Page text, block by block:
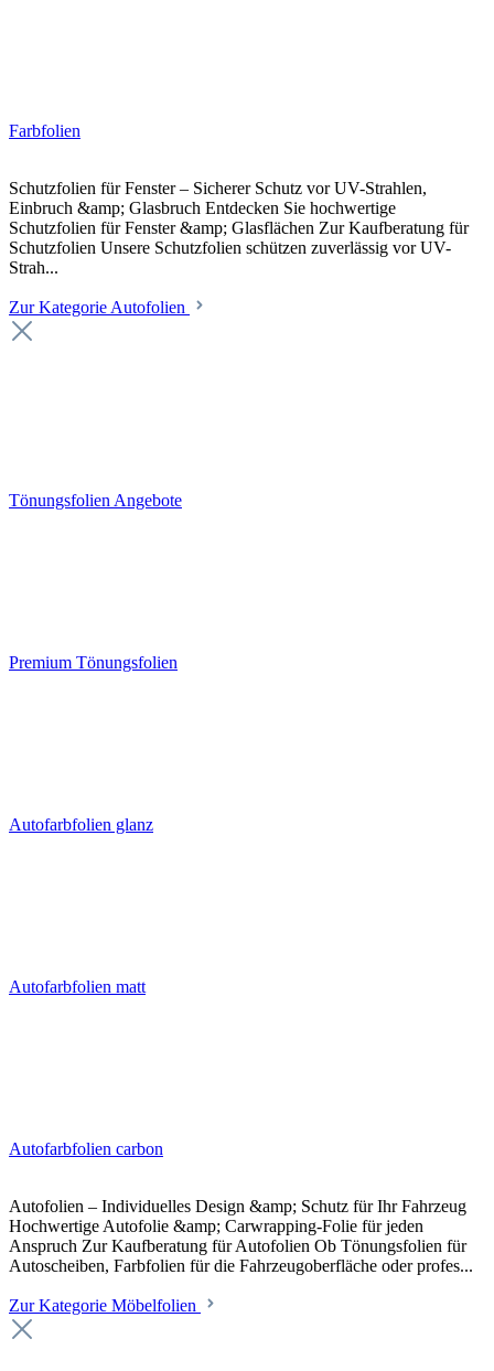
Farbfolien
Schutzfolien für Fenster – Sicherer Schutz vor UV-Strahlen,
Einbruch &amp; Glasbruch Entdecken Sie hochwertige
Schutzfolien für Fenster &amp; Glasflächen Zur Kaufberatung für
Schutzfolien Unsere Schutzfolien schützen zuverlässig vor UV-
Strah...
Zur Kategorie Autofolien
Tönungsfolien Angebote
Premium Tönungsfolien
Autofarbfolien glanz
Autofarbfolien matt
Autofarbfolien carbon
Autofolien – Individuelles Design &amp; Schutz für Ihr Fahrzeug
Hochwertige Autofolie &amp; Carwrapping-Folie für jeden
Anspruch Zur Kaufberatung für Autofolien Ob Tönungsfolien für
Autoscheiben, Farbfolien für die Fahrzeugoberfläche oder profes...
Zur Kategorie Möbelfolien